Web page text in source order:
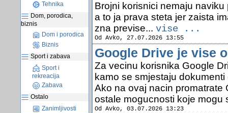
Tehnika
Dom, porodica,
biznis
Dom i porodica
Biznis
Sport i zabava
Sport i
rekreacija
Zabava
Ostalo
Zanimljivosti
Brojni korisnici nemaju
a to ja prava steta jer zaista
zna previse... vise ...
Od Avko, 27.07.2026 13:55
Google Drive je vise
Za vecinu korisnika Google
kamo se smjestaju
Ako na ovaj nacin promatrate
ostale mogucnosti koje mogu
Od Avko, 03.07.2026 13:23